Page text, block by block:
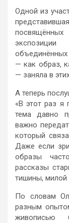
Одной из
— как образ,
— заняла в
А теперь
«В этот раз я
тема давно
важно
который
Даже если
образы
рассказы
тишины, милой
По словам
разным
живописью